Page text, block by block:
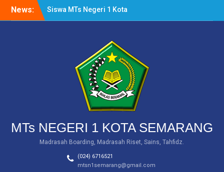
News:
Siswa MTs Negeri 1 Kota
Semarang Raih Tiga
Open III Taekwondo
Championship 2024
MTs Negeri 1 Kota
Semarang Raih Medali
Emas dalam Ajang WICE
2024 Tingkat Internasional
PEMBERITAHUAN
(INFORMASI SERAGAM)
MTs NEGERI 1 KOTA SEMARANG
Madrasah Boarding, Madrasah Riset, Sains, Tahfidz.
(024) 6716521
mtsn1semarang@gmail.com